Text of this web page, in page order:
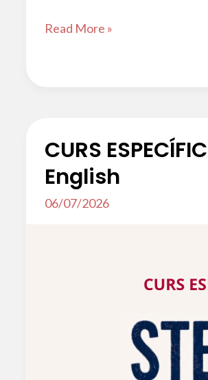
Matrícula
Read More »
CURS
English
06/07/2026